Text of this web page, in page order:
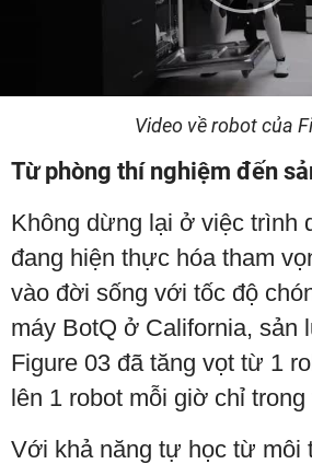
Video về robot của
Từ phòng thí nghiệm đến
Không dừng lại ở việc trình
đang hiện thực hóa tham
vào đời sống với tốc độ
máy BotQ ở California, sản
Figure 03 đã tăng vọt từ 1
lên 1 robot mỗi giờ chỉ
Với khả năng tự học từ môi